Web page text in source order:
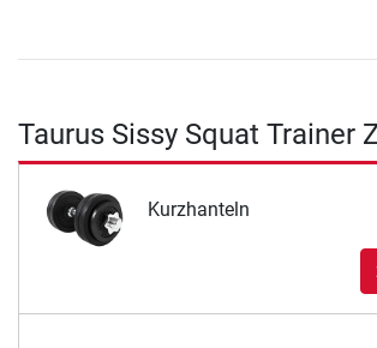
Taurus Sissy Squat Trainer
Kurzhanteln